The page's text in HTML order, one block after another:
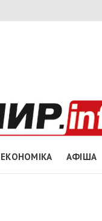
ЕКОНОМІКА АФІША